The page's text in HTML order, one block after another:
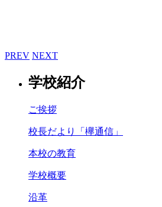
PREV NEXT
学校紹介
ご挨拶
校長だより「欅通信」
本校の教育
学校概要
沿革